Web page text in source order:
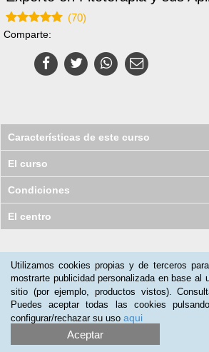
(70)
Comparte:
Características de este curso
El curso
Condiciones
El centro
María Parra(19-10-2019)
Lo recomendaría a quién tenga interés en
las plantas y sus aplicaciones.
Silvia Merino(02-05-2019)
Utilizamos cookies propias y de terceros
mostrarte publicidad personalizada en base al
sitio (por ejemplo, productos vistos).
Puedes aceptar todas las cookies
configurar/rechazar su uso aqui
Aceptar